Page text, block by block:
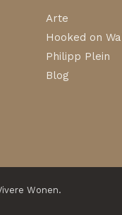
Arte
Hooked on
Philipp Plein
Blog
Wonen.